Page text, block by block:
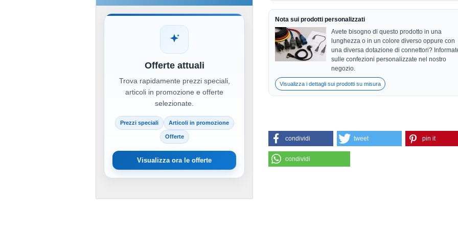
Nota sui prodotti personalizzati
Avete bisogno di questo prodotto in una
lunghezza o in un colore diverso oppure con
una diversa dotazione di connettori?
sulle confezioni personalizzate nel nostro
negozio.
Visualizza i dettagli sui prodotti su misura
condividi tweet pin it
condividi
Offerte attuali
Trova rapidamente prezzi speciali,
articoli in promozione e offerte
selezionate.
Prezzi speciali Articoli in promozione
Offerte
Visualizza ora le offerte